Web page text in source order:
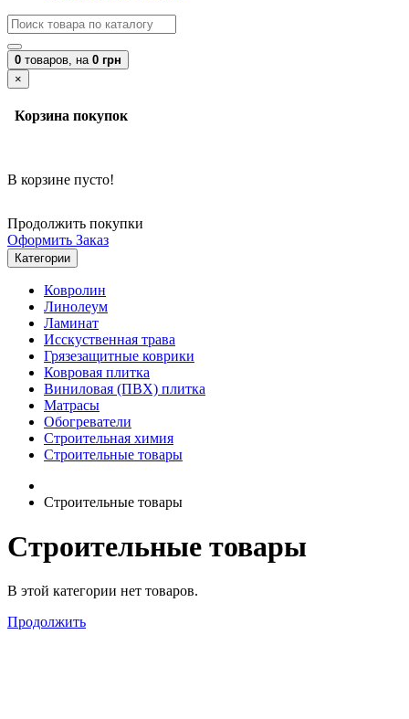
0 товаров, на 0 грн
×
Корзина покупок
В корзине пусто!
Продолжить покупки
Оформить Заказ
Категории
Ковролин
Линолеум
Ламинат
Исскуственная трава
Грязезащитные коврики
Ковровая плитка
Виниловая (ПВХ) плитка
Матрасы
Обогреватели
Строительная химия
Строительные товары
Строительные товары
Строительные товары
В этой категории нет товаров.
Продолжить